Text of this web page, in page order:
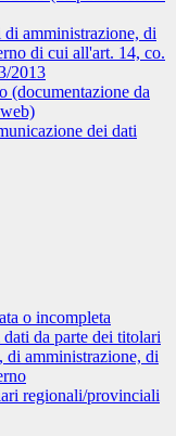
amministrazione, di
di cui all'art. 14, co.
2013
(documentazione da
dei dati
o incompleta
da parte dei titolari
amministrazione, di
regionali/provinciali